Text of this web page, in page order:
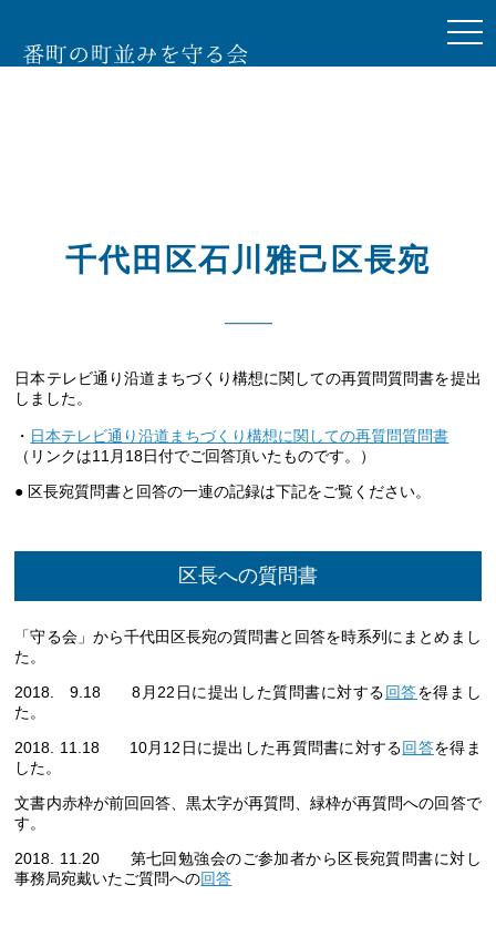
千代田区石川雅己区長宛
日本テレビ通り沿道まちづくり構想に関しての再質問質問書を提出
しました。
・ 日本テレビ通り沿道まちづくり構想に関しての再質問質問書
（リンクは11月18日付でご回答頂いたものです。）
● 区長宛質問書と回答の一連の記録は下記をご覧ください。
区長への質問書
「守る会」から千代田区長宛の質問書と回答を時系列にまとめまし
た。
2018. 9.18 8月22日に提出した質問書に対する回答を得まし
た。
2018. 11.18 10月12日に提出した再質問書に対する回答を得ま
した。
文書内赤枠が前回回答、黒太字が再質問、緑枠が再質問への回答で
す。
2018. 11.20 第七回勉強会のご参加者から区長宛質問書に対し
事務局宛戴いたご質問への回答